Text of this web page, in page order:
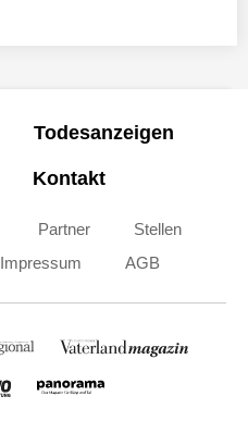
Todesanzeigen
Kontakt
Partner
Stellen
Impressum AGB